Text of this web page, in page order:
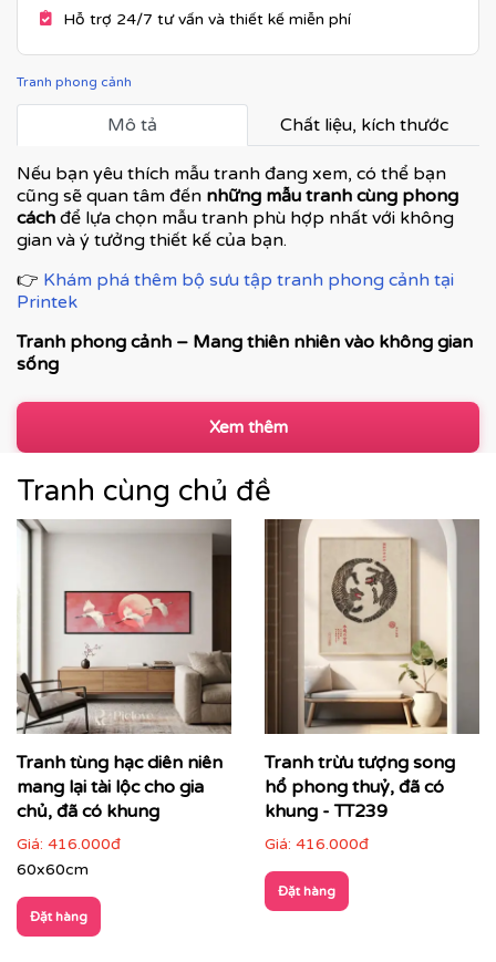
Hỗ trợ 24/7 tư vấn và thiết kế miễn phí
Tranh phong cảnh
Mô tả Chất liệu, kích thước
Nếu bạn yêu thích mẫu tranh đang xem, có thể bạn
cũng sẽ quan tâm đến những mẫu tranh cùng phong
cách để lựa chọn mẫu tranh phù hợp nhất với không
gian và ý tưởng thiết kế của bạn.
👉 Khám phá thêm bộ sưu tập tranh phong cảnh tại
Printek
Tranh phong cảnh – Mang thiên nhiên vào không gian
sống
Tranh phong cảnh là dòng tranh trang trí được ưa
chuộng nhờ khả năng tái hiện vẻ đẹp của thiên nhiên,
tạo cảm giác thư thái, rộng mở và cân bằng cảm xúc. Từ
thiên nhiên trừu tượng, mỗi bức tranh không chỉ làm
đẹp không gian mà còn góp phần nâng tầm thẩm mỹ
tổng thể.
Xem thêm
Tranh cùng chủ đề
Tranh tùng hạc diên niên
mang lại tài lộc cho gia
chủ, đã có khung
Giá: 416.000đ
60x60cm
Đặt hàng
Tranh trừu tượng song
hổ phong thuỷ, đã có
khung - TT239
Giá: 416.000đ
Đặt hàng